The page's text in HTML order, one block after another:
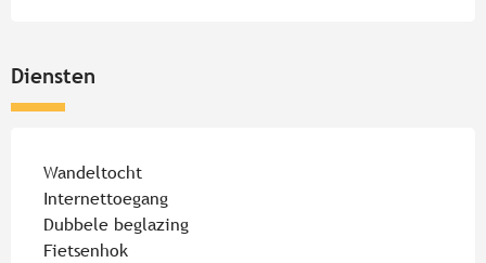
Diensten
Wandeltocht
Internettoegang
Dubbele beglazing
Fietsenhok